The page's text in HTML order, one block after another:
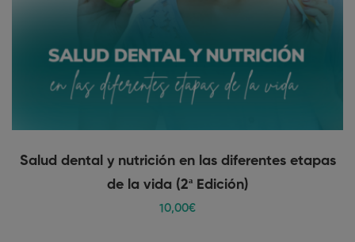
Salud dental y nutrición en las diferentes etapas
de la vida (2ª Edición)
10,00€